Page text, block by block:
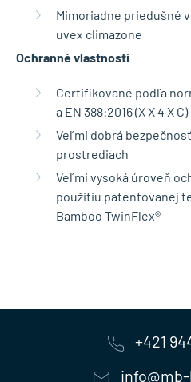
Mimoriadne priedušné
uvex climazone
Ochranné vlastnosti
Certifikované podľa
a EN 388:2016 (X X 4 X C)
Veľmi dobrá
prostrediach
Veľmi vysoká úroveň
použitiu patentovanej
Bamboo TwinFlex®
+421